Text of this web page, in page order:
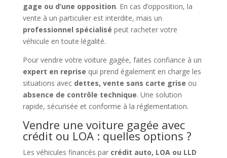
gage ou d’une opposition. En cas d’opposition, la
vente à un particulier est interdite, mais un
professionnel spécialisé peut racheter votre
véhicule en toute légalité.
Pour vendre votre voiture gagée, faites confiance à un
expert en reprise qui prend également en charge les
situations avec dettes, vente sans carte grise ou
absence de contrôle technique. Une solution
rapide, sécurisée et conforme à la réglementation.
Vendre une voiture gagée avec
crédit ou LOA : quelles options ?
Les véhicules financés par crédit auto, LOA ou LLD